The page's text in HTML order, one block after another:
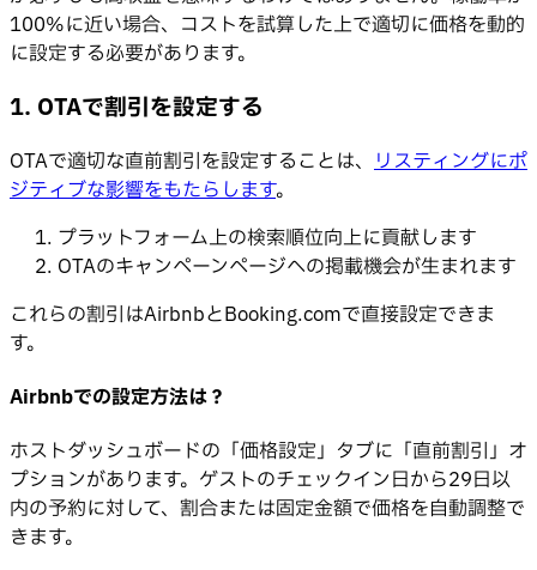
100%に近い場合、コストを試算した上で適切に価格を動的
に設定する必要があります。
1. OTAで割引を設定する
OTAで適切な直前割引を設定することは、 リスティングにポ
ジティブな影響をもたらします。
プラットフォーム上の検索順位向上に貢献します
OTAのキャンペーンページへの掲載機会が生まれます
これらの割引はAirbnbとBooking.comで直接設定できま
す。
Airbnbでの設定方法は？
ホストダッシュボードの「価格設定」タブに「直前割引」オ
プションがあります。ゲストのチェックイン日から29日以
内の予約に対して、割合または固定金額で価格を自動調整で
きます。